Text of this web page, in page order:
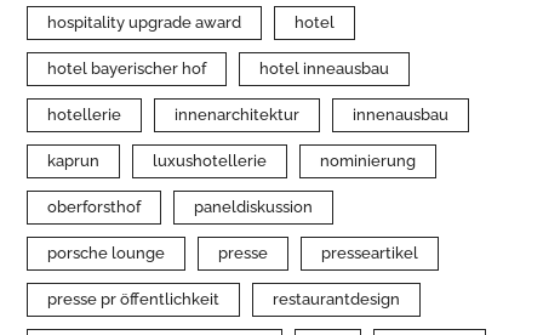
hospitality upgrade award hotel
hotel bayerischer hof hotel inneausbau
hotellerie innenarchitektur innenausbau
kaprun luxushotellerie nominierung
oberforsthof paneldiskussion
porsche lounge presse presseartikel
presse pr öffentlichkeit restaurantdesign